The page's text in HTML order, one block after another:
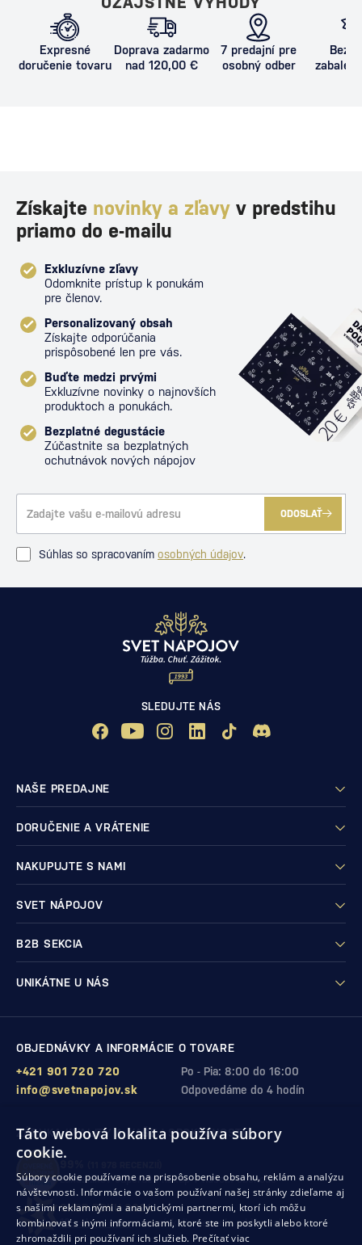
Expresné
doručenie tovaru
Doprava zadarmo
nad 120,00 €
7 predajní pre
osobný odber
Získajte novinky a zľavy v predstihu
priamo do e-mailu
Exkluzívne zľavy
Odomknite prístup k ponukám
pre členov.
Personalizovaný obsah
Získajte odporúčania
prispôsobené len pre vás.
Buďte medzi prvými
Exkluzívne novinky o najnovších
produktoch a ponukách.
Bezplatné degustácie
Zúčastnite sa bezplatných
ochutnávok nových nápojov
ODOSLAŤ
Súhlas so spracovaním osobných údajov.
SLEDUJTE NÁS
NAŠE PREDAJNE
DORUČENIE A VRÁTENIE
NAKUPUJTE S NAMI
SVET NÁPOJOV
B2B SEKCIA
UNIKÁTNE U NÁS
OBJEDNÁVKY A INFORMÁCIE O TOVARE
Po - Pia: 8:00 do 16:00
+421 901 720 720
Odpovedáme do 4 hodín
info@svetnapojov.sk
ZÁRUKA KVALITY A VAŠEJ SPOKOJNOSTI
zákazníkov odporúča nákup v našom obchode
SHOP ROKU 2024
10. rok po sebesme získali ocenenie od Heureka
Táto webová lokalita používa súbory
cookie.
Súbory cookie používame na prispôsobenie obsahu, reklám a analýzu
návštevnosti. Informácie o vašom používaní našej stránky zdieľame aj
s našimi reklamnými a analytickými partnermi, ktorí ich môžu
kombinovať s inými informáciami, ktoré ste im poskytli alebo ktoré
zhromaždili pri používaní ich služieb. Prečítať viac